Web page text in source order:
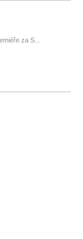
za S...